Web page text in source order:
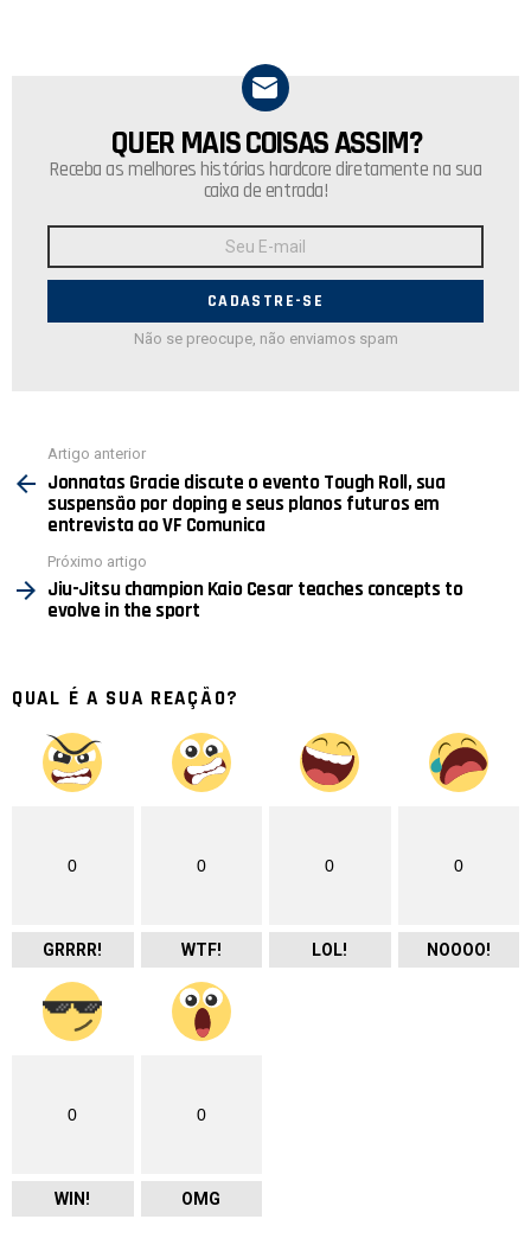
NEWSLETTER
QUER MAIS COISAS ASSIM?
Receba as melhores histórias hardcore diretamente na sua
caixa de entrada!
E-
Não se preocupe, não enviamos spam
mais
Artigo anterior
Jonnatas Gracie discute o evento Tough Roll, sua
suspensão por doping e seus planos futuros em
entrevista ao VF Comunica
Próximo artigo
Jiu-Jitsu champion Kaio Cesar teaches concepts to
evolve in the sport
QUAL É A SUA REAÇÃO?
0
GRRRR!
0
WTF!
0
LOL!
0
NOOOO!
0
WIN!
0
OMG